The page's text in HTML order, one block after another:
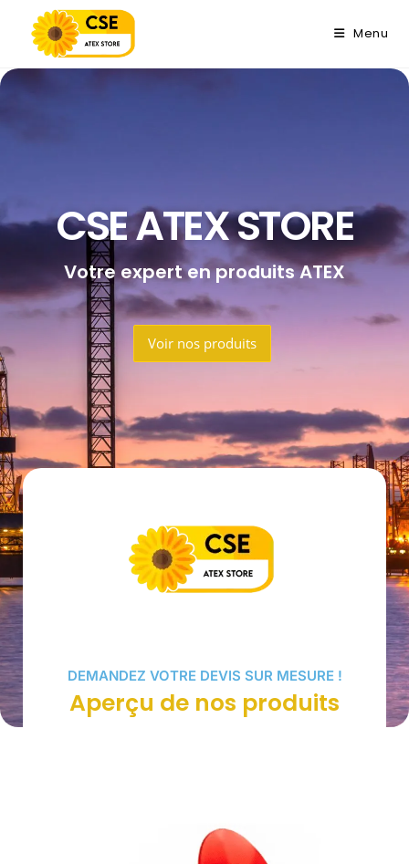
Menu
CSE ATEX STORE
Votre expert en produits ATEX
Voir nos produits
DEMANDEZ VOTRE DEVIS SUR MESURE !
Aperçu de nos produits